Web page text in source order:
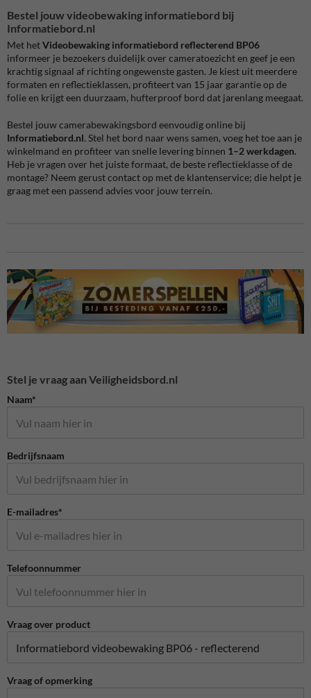
Bestel jouw videobewaking informatiebord bij
Informatiebord.nl
Met hetVideobewaking informatiebord reflecterend BP06
informeer je bezoekers duidelijk over cameratoezicht en geef je een
krachtig signaal af richting ongewenste gasten. Je kiest uit meerdere
formaten en reflectieklassen, profiteert van 15 jaar garantie op de
folie en krijgt een duurzaam, hufterproof bord dat jarenlang meegaat.
Bestel jouw camerabewakingsbord eenvoudig online bij
Informatiebord.nl. Stel het bord naar wens samen, voeg het toe aan je
winkelmand en profiteer van snelle levering binnen 1–2 werkdagen.
Heb je vragen over het juiste formaat, de beste reflectieklasse of de
montage? Neem gerust contact op met de klantenservice; die helpt je
graag met een passend advies voor jouw terrein.
Stel je vraag aan Veiligheidsbord.nl
Naam*
Bedrijfsnaam
E-mailadres*
Telefoonnummer
Vraag over product
Vraag of opmerking